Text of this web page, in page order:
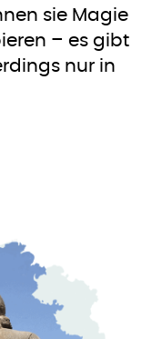
sie Magie
– es gibt
nur in